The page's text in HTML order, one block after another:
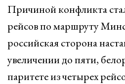
Причиной конфликта
рейсов по маршруту
российская сторона
увеличении до пяти,
паритете из четырех